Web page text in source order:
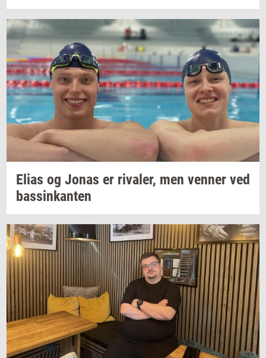
Elias og Jonas er ri­va­ler, men ven­ner ved
bas­sinkan­ten